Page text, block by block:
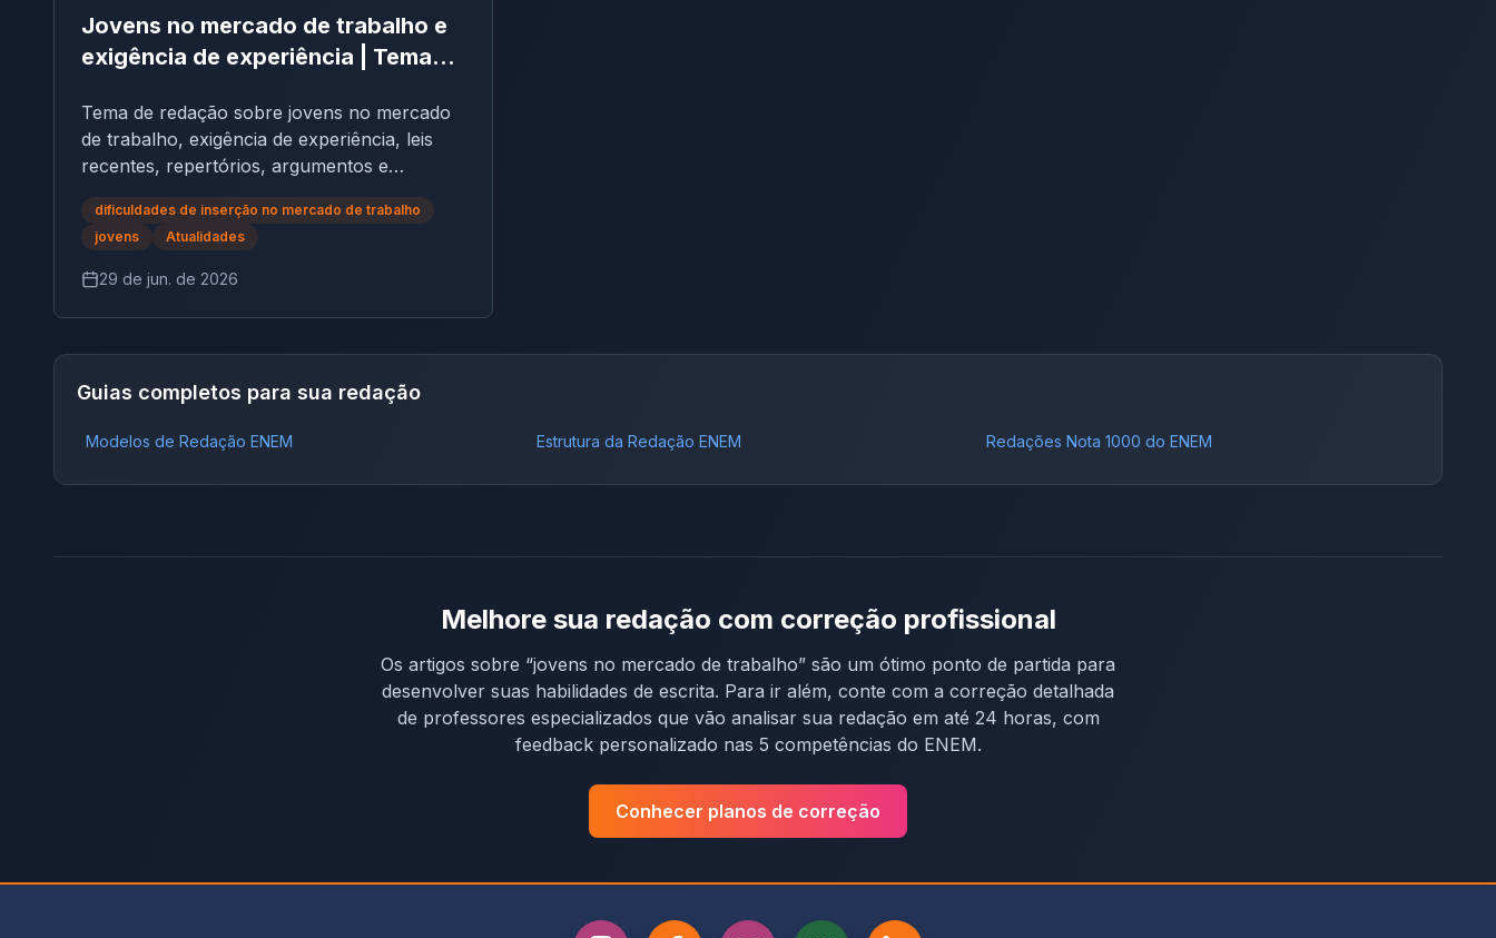
Jovens no mercado de trabalho e
exigência de experiência | Tema
Tema de redação sobre jovens no mercado
de trabalho, exigência de experiência, leis
recentes, repertórios, argumentos e
proposta de intervenção.
dificuldades de inserção no mercado de trabalho
jovens
Atualidades
29 de jun. de 2026
Guias completos para sua redação
Modelos de Redação ENEM Estrutura da Redação ENEM Redações Nota 1000 do ENEM
Melhore sua redação com correção profissional
Os artigos sobre “jovens no mercado de trabalho” são um ótimo ponto de partida para
desenvolver suas habilidades de escrita. Para ir além, conte com a correção detalhada
de professores especializados que vão analisar sua redação em até 24 horas, com
feedback personalizado nas 5 competências do ENEM.
Conhecer planos de correção